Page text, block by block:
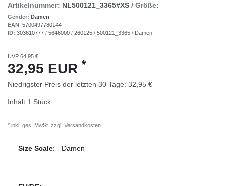
Artikelnummer: NL500121_3365#XS / Größe:
Gender: Damen
EAN: 5700497780144
ID: 303610777 / 5646000 / 260125 / 500121_3365 / Damen
UVP 64,95 €
32,95 EUR *
Niedrigster Preis der letzten 30 Tage: 32,95 €
Inhalt 1 Stück
* inkl. ges. MwSt. zzgl. Versandkosten
Size Scale: - Damen